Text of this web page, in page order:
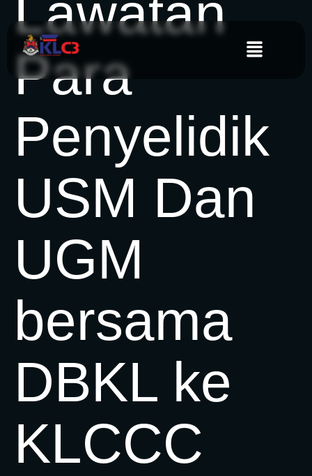
Lawatan
Para
Penyelidik
USM Dan
UGM
bersama
DBKL ke
KLCCC